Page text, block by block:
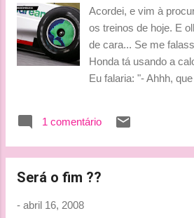
Acordei, e vim à
os treinos de hoje. E
de cara... Se me
Honda tá usando a
Eu falaria: "- Ahhh,
affff total. De qualquer
fotinhos da Honda
1 comentário
Será o fim ??
- abril 16, 2008